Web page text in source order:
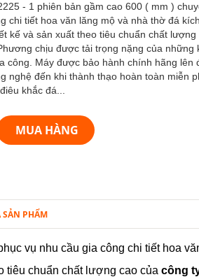
- 1 phiên bản gầm cao 600 ( mm )
chi tiết hoa văn lăng mộ và nhà thờ đá kích
kế và sản xuất theo tiêu chuẩn chất lượng
chịu được tải trọng nặng của những
công. Máy được bảo hành chính hãng lên
nghệ đến khi thành thạo hoàn toàn miễn
khắc đá...
MUA HÀNG
PHẨM
vụ nhu cầu gia công chi tiết hoa
tiêu chuẩn chất lượng cao của công